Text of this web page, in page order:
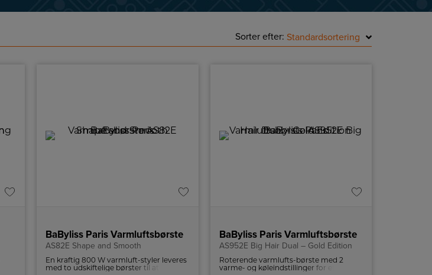
Sorter efter: Standardsortering
BaByliss Paris Varmluftsbørste
AS82E Shape and Smooth
En kraftig 800 W varmluft-styler leveres
med to udskiftelige børster til at style dit
BaByliss Paris Varmluftsbørste
AS952E Big Hair Dual – Gold Edition
Roterende varmlufts-børste med 2
varme- og køleindstillinger for et fejlfrit,